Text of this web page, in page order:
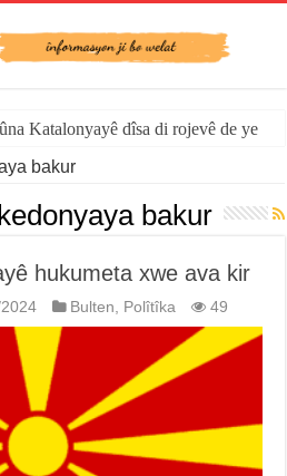
Katalonyayê dîsa di rojevê de ye
bakur
bakur
hukumeta xwe ava kir
Bulten, Polîtîka 49